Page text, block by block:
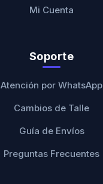
Mi Cuenta
Soporte
Atención por WhatsApp
Cambios de Talle
Guía de Envíos
Preguntas Frecuentes